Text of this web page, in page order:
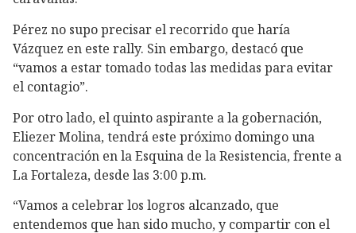
Pérez no supo precisar el recorrido que haría
Vázquez en este rally. Sin embargo, destacó que
“vamos a estar tomado todas las medidas para evitar
el contagio”.
Por otro lado, el quinto aspirante a la gobernación,
Eliezer Molina, tendrá este próximo domingo una
concentración en la Esquina de la Resistencia, frente a
La Fortaleza, desde las 3:00 p.m.
“Vamos a celebrar los logros alcanzado, que
entendemos que han sido mucho, y compartir con el